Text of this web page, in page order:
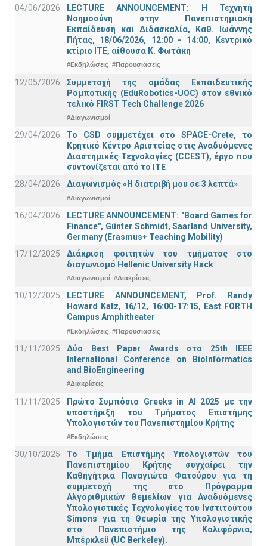
04/06/2026
LECTURE ANNOUNCEMENT: Η Τεχνητή
Νοημοσύνη στην Πανεπιστημιακή
Εκπαίδευση και Διδασκαλία, Καθ. Ιωάννης
Πήτας, 18/06/2026, 12:00 - 14:00, Κεντρικό
κτίριο ΙΤΕ, αίθουσα Κ. Φωτάκη
#Εκδηλώσεις #Παρουσιάσεις
12/05/2026
Συμμετοχή της ομάδας Εκπαιδευτικής
Ρομποτικής (EduRobotics-UOC) στον εθνικό
τελικό FIRST Tech Challenge 2026
#Διαγωνισμοί
29/04/2026
Το CSD συμμετέχει στο SPACE-Crete, το
Κρητικό Κέντρο Αριστείας στις Αναδυόμενες
Διαστημικές Τεχνολογίες (CCEST), έργο που
συντονίζεται από το ΙΤΕ
28/04/2026
Διαγωνισμός «Η διατριβή μου σε 3 λεπτά»
#Διαγωνισμοί
16/04/2026
LECTURE ANNOUNCEMENT: "Board Games for
Finance", Günter Schmidt, Saarland University,
Germany (Erasmus+ Teaching Mobility)
17/12/2025
Διάκριση φοιτητών του τμήματος στο
διαγωνισμό Hellenic University Hack
#Διαγωνισμοί #Διακρίσεις
10/12/2025
LECTURE ANNOUNCEMENT, Prof. Randy
Howard Katz, 16/12, 16:00-17:15, East FORTH
Campus Amphitheater
#Εκδηλώσεις #Παρουσιάσεις
11/11/2025
Δύο Best Paper Awards στο 25th IEEE
International Conference on BioInformatics
and BioEngineering
#Διακρίσεις
11/11/2025
Πρώτο Συμπόσιο Greeks in AI 2025 με την
υποστήριξη του Τμήματος Επιστήμης
Υπολογιστών του Πανεπιστημίου Κρήτης
#Εκδηλώσεις
30/10/2025
Το Τμήμα Επιστήμης Υπολογιστών του
Πανεπιστημίου Κρήτης συγχαίρει την
Καθηγήτρια Παναγιώτα Φατούρου για τη
συμμετοχή της στο Πρόγραμμα
Αλγοριθμικών Θεμελίων για Αναδυόμενες
Υπολογιστικές Τεχνολογίες του Ινστιτούτου
Simons για τη Θεωρία της Υπολογιστικής
στο Πανεπιστήμιο της Καλιφόρνια,
Μπέρκλεϋ (UC Berkeley).